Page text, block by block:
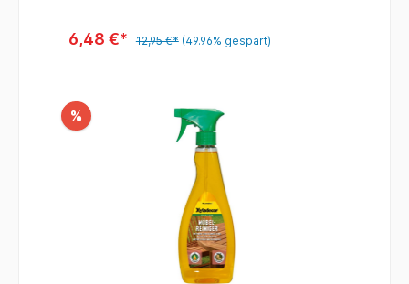
6,48 €* 12,95 €* (49.96% gespart)
%